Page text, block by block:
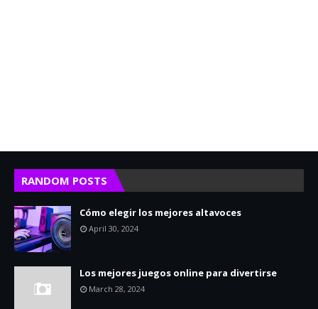
RANDOM POSTS
Cómo elegir los mejores altavoces
April 30, 2024
Los mejores juegos online para divertirse
March 28, 2024